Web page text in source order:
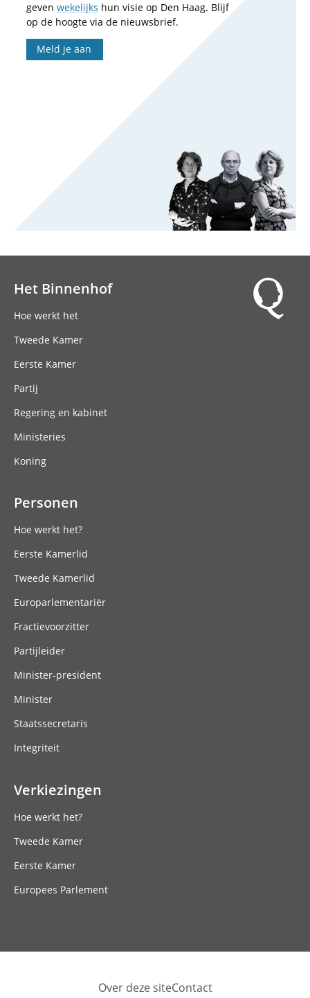
geven wekelijks hun visie op Den Haag. Blijf
op de hoogte via de nieuwsbrief.
Meld je aan
Het Binnenhof
Hoe werkt het
Tweede Kamer
Eerste Kamer
Partij
Regering en kabinet
Ministeries
Koning
Personen
Hoe werkt het?
Eerste Kamerlid
Tweede Kamerlid
Europarlementariër
Fractievoorzitter
Partijleider
Minister-president
Minister
Staatssecretaris
Integriteit
Verkiezingen
Hoe werkt het?
Tweede Kamer
Eerste Kamer
Europees Parlement
Over deze siteContact